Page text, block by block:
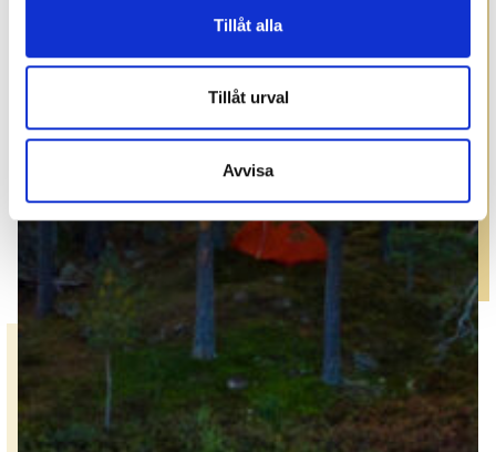
Tillåt alla
Tillåt urval
Avvisa